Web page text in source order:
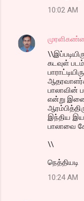
10:02 AM
கடவுள்
பாலாவின்
என்று
இந்திய
பாலாவை
\\
நெத்தியடி
10:24 AM